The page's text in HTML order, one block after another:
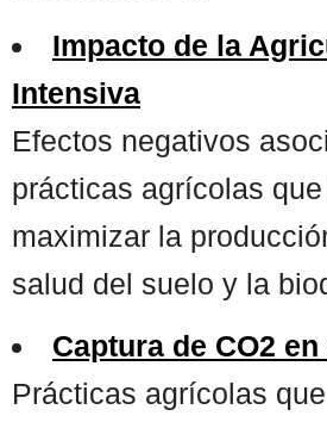
Impacto de la
Intensiva
Efectos negativos
prácticas agrícolas
maximizar la
salud del suelo y la
Captura de CO2
Prácticas agrícolas